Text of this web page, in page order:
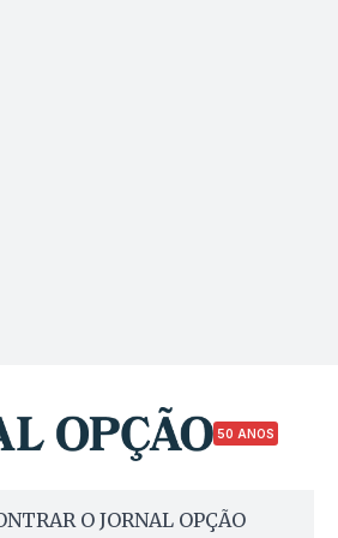
50 ANOS
O JORNAL OPÇÃO